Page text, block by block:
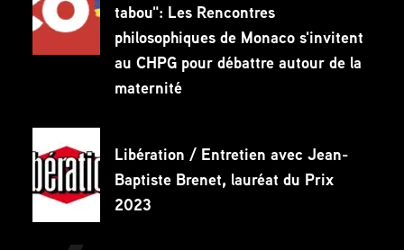
tabou": Les Rencontres
philosophiques de Monaco s'invitent
au CHPG pour débattre autour de la
maternité
Libération / Entretien avec Jean-
Baptiste Brenet, lauréat du Prix
2023